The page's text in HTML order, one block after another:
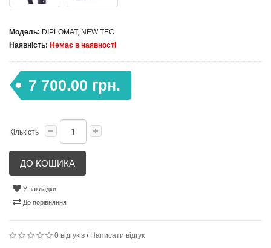
Модель: DIPLOMAT, NEW TEC
Наявність: Немає в наявності
7 700.00 грн.
Кількість
ДО КОШИКА
У закладки
До порівняння
0 відгуків / Написати відгук